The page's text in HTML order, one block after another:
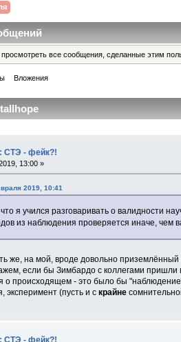
все сообщения, сделанные этим
Вложения
СТЭ - фейк?!
13:00 »
2019, 10:41
я учился разговаривать о валидности
из наблюдения проверяется иначе, чем
же, на мой, вроде довольно
если бы Зимбардо с коллегами
о происходящем - это было бы
эксперимент (пусть и скрайне
СТЭ - фейк?!